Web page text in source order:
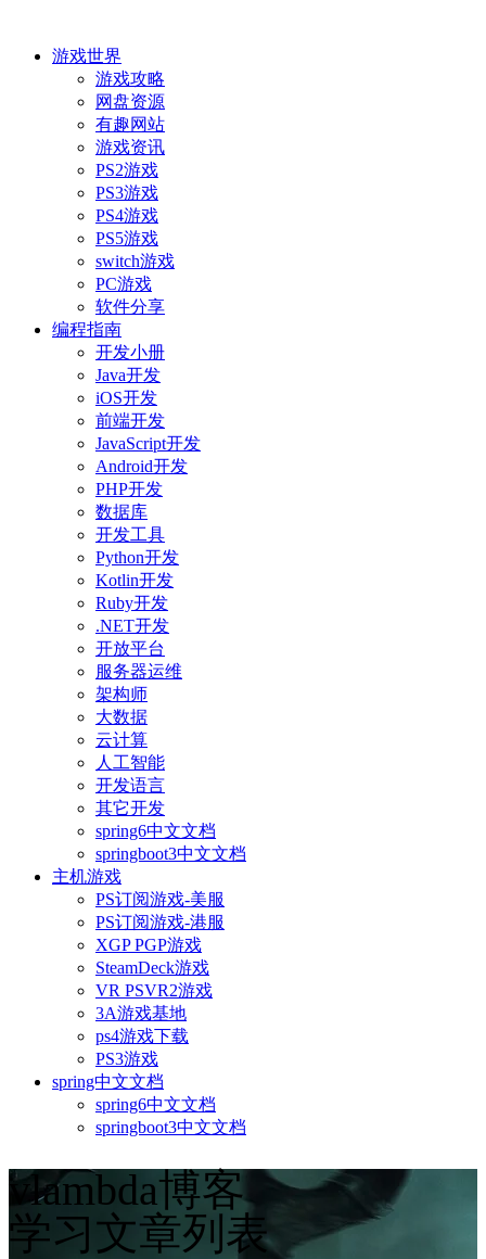
游戏世界
游戏攻略
网盘资源
有趣网站
游戏资讯
PS2游戏
PS3游戏
PS4游戏
PS5游戏
switch游戏
PC游戏
软件分享
编程指南
开发小册
Java开发
iOS开发
前端开发
JavaScript开发
Android开发
PHP开发
数据库
开发工具
Python开发
Kotlin开发
Ruby开发
.NET开发
开放平台
服务器运维
架构师
大数据
云计算
人工智能
开发语言
其它开发
spring6中文文档
springboot3中文文档
主机游戏
PS订阅游戏-美服
PS订阅游戏-港服
XGP PGP游戏
SteamDeck游戏
VR PSVR2游戏
3A游戏基地
ps4游戏下载
PS3游戏
spring中文文档
spring6中文文档
springboot3中文文档
vlambda博客
学习文章列表